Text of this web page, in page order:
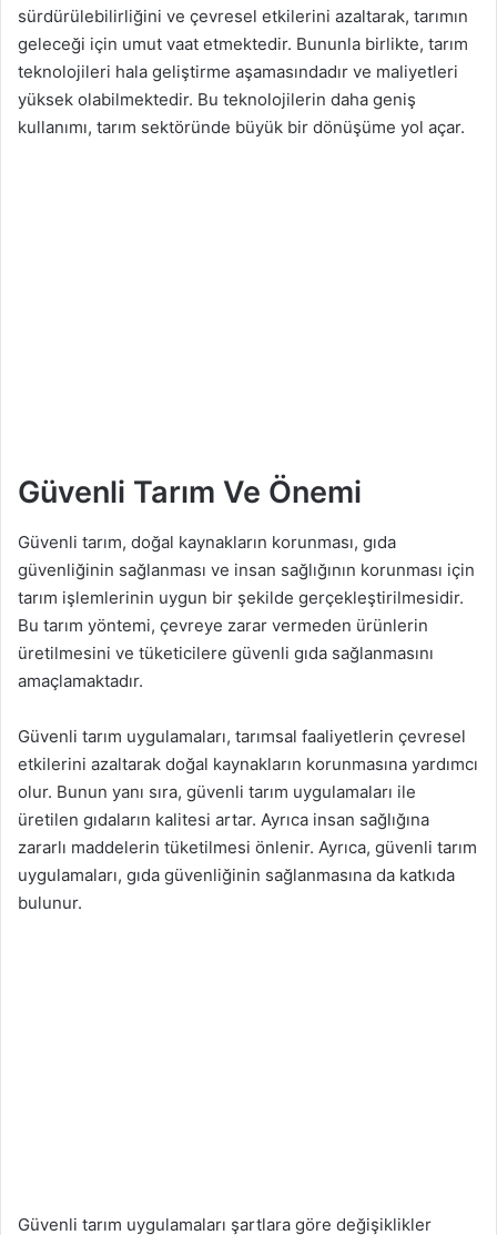
sürdürülebilirliğini ve çevresel etkilerini azaltarak, tarımın
geleceği için umut vaat etmektedir. Bununla birlikte, tarım
teknolojileri hala geliştirme aşamasındadır ve maliyetleri
yüksek olabilmektedir. Bu teknolojilerin daha geniş
kullanımı, tarım sektöründe büyük bir dönüşüme yol açar.
Güvenli Tarım Ve Önemi
Güvenli tarım, doğal kaynakların korunması, gıda
güvenliğinin sağlanması ve insan sağlığının korunması için
tarım işlemlerinin uygun bir şekilde gerçekleştirilmesidir.
Bu tarım yöntemi, çevreye zarar vermeden ürünlerin
üretilmesini ve tüketicilere güvenli gıda sağlanmasını
amaçlamaktadır.
Güvenli tarım uygulamaları, tarımsal faaliyetlerin çevresel
etkilerini azaltarak doğal kaynakların korunmasına yardımcı
olur. Bunun yanı sıra, güvenli tarım uygulamaları ile
üretilen gıdaların kalitesi artar. Ayrıca insan sağlığına
zararlı maddelerin tüketilmesi önlenir. Ayrıca, güvenli tarım
uygulamaları, gıda güvenliğinin sağlanmasına da katkıda
bulunur.
Güvenli tarım uygulamaları şartlara göre değişiklikler